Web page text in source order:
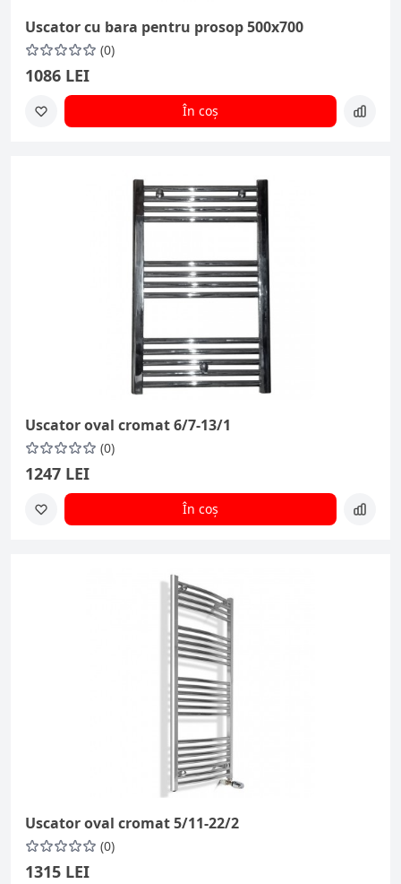
Uscator cu bara pentru prosop 500x700
(0)
1086 LEI
În coș
Uscator oval cromat 6/7-13/1
(0)
1247 LEI
În coș
Uscator oval cromat 5/11-22/2
(0)
1315 LEI